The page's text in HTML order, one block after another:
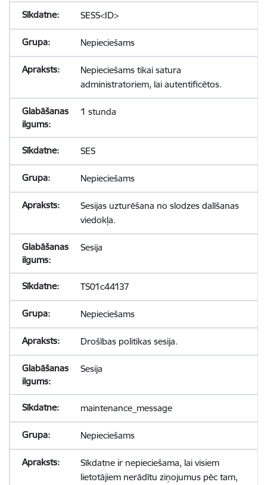
SESS<ID>
Nepieciešams
Nepieciešams tikai satura
administratoriem, lai autentificētos.
1 stunda
SES
Nepieciešams
Sesijas uzturēšana no slodzes dalīšanas
viedokļa.
Sesija
TS01c44137
Nepieciešams
Drošības politikas sesija.
Sesija
maintenance_message
Nepieciešams
Sīkdatne ir nepieciešama, lai visiem
lietotājiem nerādītu ziņojumus pēc tam,